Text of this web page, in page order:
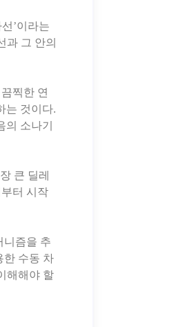
’이라는
과 그 안의
찍한 연
는 것이다.
의 소나기
큰 딜레
터 시작
니즘을 추
한 수동 차
해해야 할